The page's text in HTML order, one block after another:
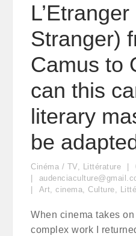
Stranger)
Camus to
can this
literary
be
Cinéma / TV, Littérature
Art, cinema, Culture,
When cinema takes
complex work I